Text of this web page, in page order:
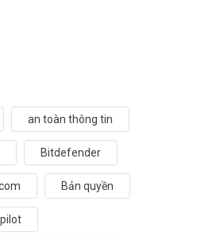
an toàn thông tin
Bitdefender
Bản quyền